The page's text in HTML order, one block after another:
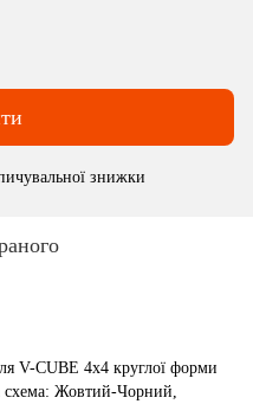
знижки
V-CUBE 4х4 круглої форми
схема: Жовтий-Чорний,